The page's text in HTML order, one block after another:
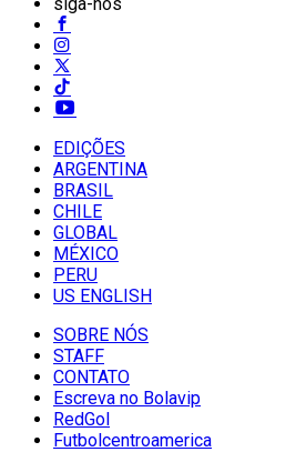
EDIÇÕES
ARGENTINA
BRASIL
CHILE
GLOBAL
MÉXICO
PERU
US ENGLISH
SOBRE NÓS
STAFF
CONTATO
Escreva no Bolavip
RedGol
Futbolcentroamerica